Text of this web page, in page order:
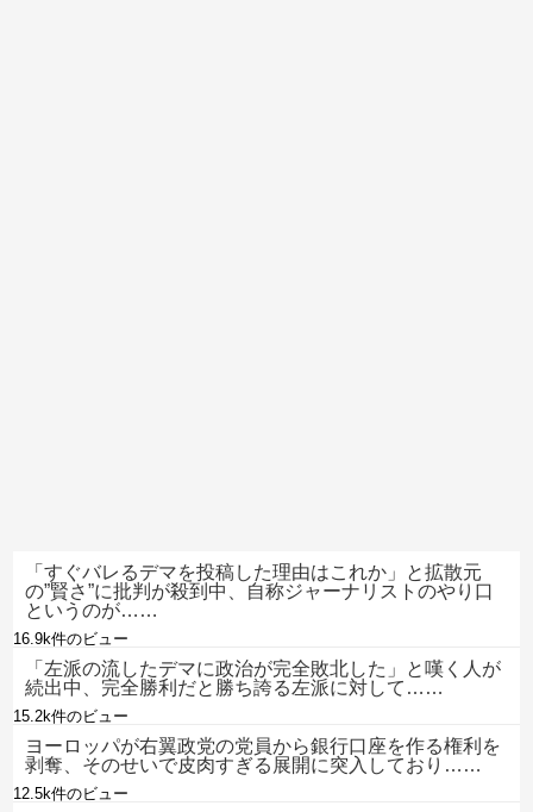
「すぐバレるデマを投稿した理由はこれか」と拡散元
の”賢さ”に批判が殺到中、自称ジャーナリストのやり口
というのが……
16.9k件のビュー
「左派の流したデマに政治が完全敗北した」と嘆く人が
続出中、完全勝利だと勝ち誇る左派に対して……
15.2k件のビュー
ヨーロッパが右翼政党の党員から銀行口座を作る権利を
剥奪、そのせいで皮肉すぎる展開に突入しており……
12.5k件のビュー